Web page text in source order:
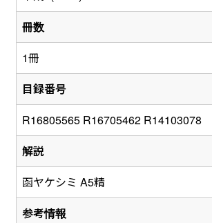
冊数
1冊
目録番号
R16805565 R16705462 R14103078
解説
函ヤケシミ A5精
参考情報